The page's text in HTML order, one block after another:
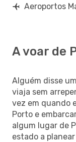
Aeroportos
A voar de
Alguém disse
viaja sem
vez em quando
Porto e
algum lugar de
estado a